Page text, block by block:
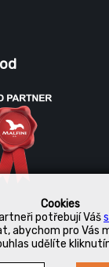
Cookies
potřebují Váš
abychom pro Vás
udělíte